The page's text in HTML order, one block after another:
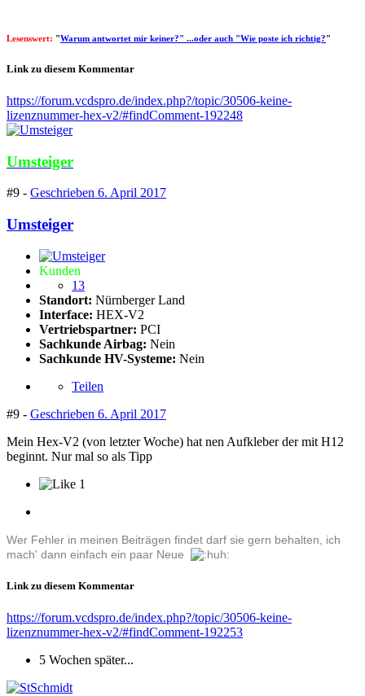
Lesenswert: "Warum antwortet mir keiner?" ...oder auch "Wie poste ich richtig?"
Link zu diesem Kommentar
https://forum.vcdspro.de/index.php?/topic/30506-keine-
lizenznummer-hex-v2/#findComment-192248
Umsteiger
#9 - Geschrieben 6. April 2017
Umsteiger
Kunden
13
Standort: Nürnberger Land
Interface: HEX-V2
Vertriebspartner: PCI
Sachkunde Airbag: Nein
Sachkunde HV-Systeme: Nein
Teilen
#9 - Geschrieben 6. April 2017
Mein Hex-V2 (von letzter Woche) hat nen Aufkleber der mit H12
beginnt. Nur mal so als Tipp
1
Wer Fehler in meinen Beiträgen findet darf sie gern behalten, ich
mach' dann einfach ein paar Neue
Link zu diesem Kommentar
https://forum.vcdspro.de/index.php?/topic/30506-keine-
lizenznummer-hex-v2/#findComment-192253
5 Wochen später...